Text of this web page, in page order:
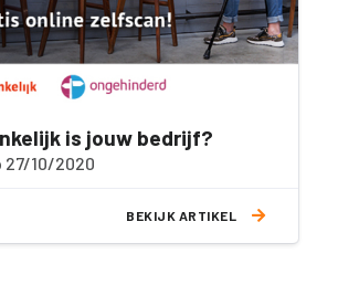
is jouw bedrijf?
27/10/2020
BEKIJK ARTIKEL